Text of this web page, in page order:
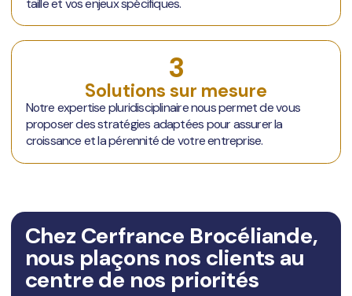
3
Solutions sur mesure
Notre expertise pluridisciplinaire nous permet de vous
proposer des stratégies adaptées pour assurer la
croissance et la pérennité de votre entreprise.
Chez Cerfrance Brocéliande,
nous plaçons nos clients au
centre de nos priorités